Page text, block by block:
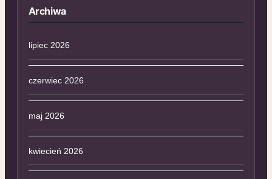
Archiwa
lipiec 2026
czerwiec 2026
maj 2026
kwiecień 2026